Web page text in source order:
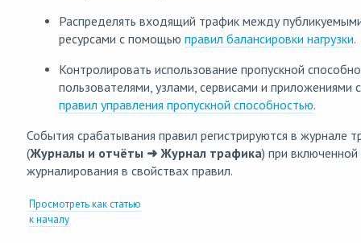
Распределять входящий трафик между
ресурсами с помощью правил балансировки нагрузки.
Контролировать использование пропускной
пользователями, узлами, сервисами и
правил управления пропускной способностью.
События срабатывания правил регистрируются в журнале
(Журналы и отчёты ➜ Журнал трафика) при
журналирования в свойствах правил.
Просмотреть как статью
к началу